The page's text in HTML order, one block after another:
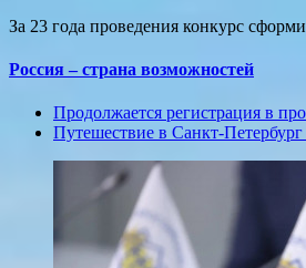
За 23 года проведения конкурс
Россия – страна возможностей
Продолжается регистрация в
Путешествие в Санкт-